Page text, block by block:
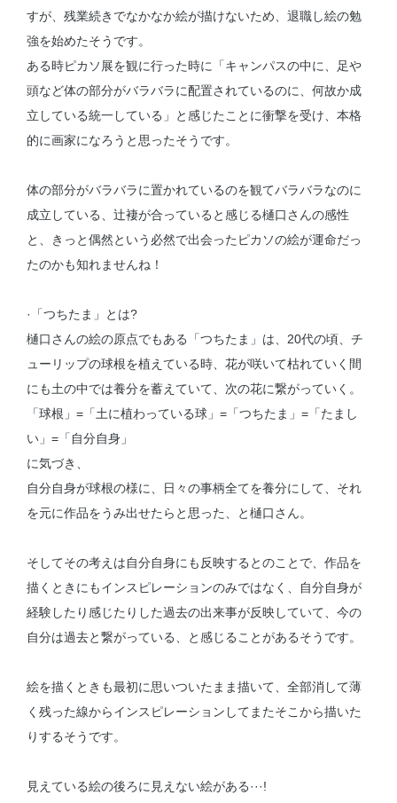
すが、残業続きでなかなか絵が描けないため、退職し絵の勉
強を始めたそうです。
ある時ピカソ展を観に行った時に「キャンパスの中に、足や
頭など体の部分がバラバラに配置されているのに、何故か成
立している統一している」と感じたことに衝撃を受け、本格
的に画家になろうと思ったそうです。
体の部分がバラバラに置かれているのを観てバラバラなのに
成立している、辻褄が合っていると感じる樋口さんの感性
と、きっと偶然という必然で出会ったピカソの絵が運命だっ
たのかも知れませんね！
·「つちたま」とは?
樋口さんの絵の原点でもある「つちたま」は、20代の頃、チ
ューリップの球根を植えている時、花が咲いて枯れていく間
にも土の中では養分を蓄えていて、次の花に繋がっていく。
「球根」=「土に植わっている球」=「つちたま」=「たまし
い」=「自分自身」
に気づき、
自分自身が球根の様に、日々の事柄全てを養分にして、それ
を元に作品をうみ出せたらと思った、と樋口さん。
そしてその考えは自分自身にも反映するとのことで、作品を
描くときにもインスピレーションのみではなく、自分自身が
経験したり感じたりした過去の出来事が反映していて、今の
自分は過去と繋がっている、と感じることがあるそうです。
絵を描くときも最初に思いついたまま描いて、全部消して薄
く残った線からインスピレーションしてまたそこから描いた
りするそうです。
見えている絵の後ろに見えない絵がある···!